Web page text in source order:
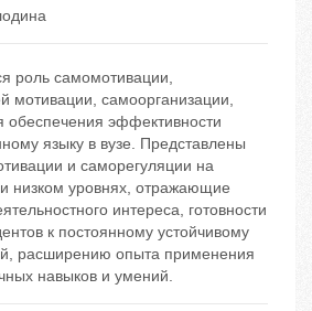
роль самомотивации,
мотивации, самоорганизации,
обеспечения эффективности
языку в вузе. Представлены
и саморегуляции на
низком уровнях, отражающие
интереса, готовности
к постоянному устойчивому
расширению опыта применения
навыков и умений.